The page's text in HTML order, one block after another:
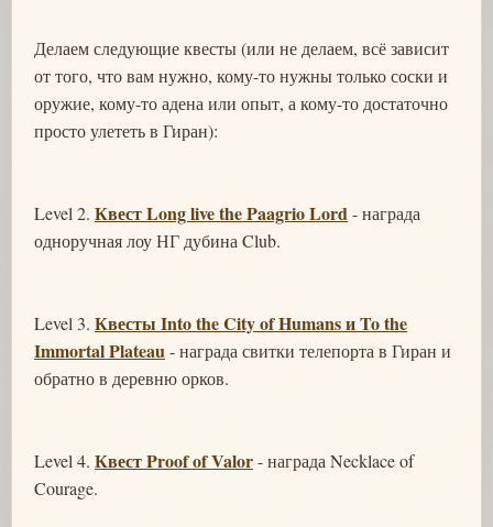
Делаем следующие квесты (или не делаем, всё зависит
от того, что вам нужно, кому-то нужны только соски и
оружие, кому-то адена или опыт, а кому-то достаточно
просто улететь в Гиран):
Level 2. Квест Long live the Paagrio Lord- награда
одноручная лоу НГ дубина Club.
Level 3. Квесты Into the City of Humans и To the
Immortal Plateau- награда свитки телепорта в Гиран и
обратно в деревню орков.
Level 4. Квест Proof of Valor- награда Necklace of
Courage.